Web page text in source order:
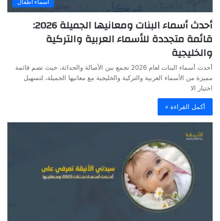
أسماء أطفال
أحدث أسماء البنات ومعانيها الجميلة 2026:
قائمة متجددة للأسماء العربية والتركية
والخليجية
أحدث أسماء البنات لعام 2026 تجمع بين الأصالة والحداثة، حيث تضم قائمة
مميزة من الأسماء العربية والتركية والخليجية مع معانيها الجميلة، لتسهيل
اختيار الا
أكمل القراءة »